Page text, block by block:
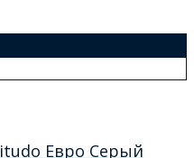
Евро Серый